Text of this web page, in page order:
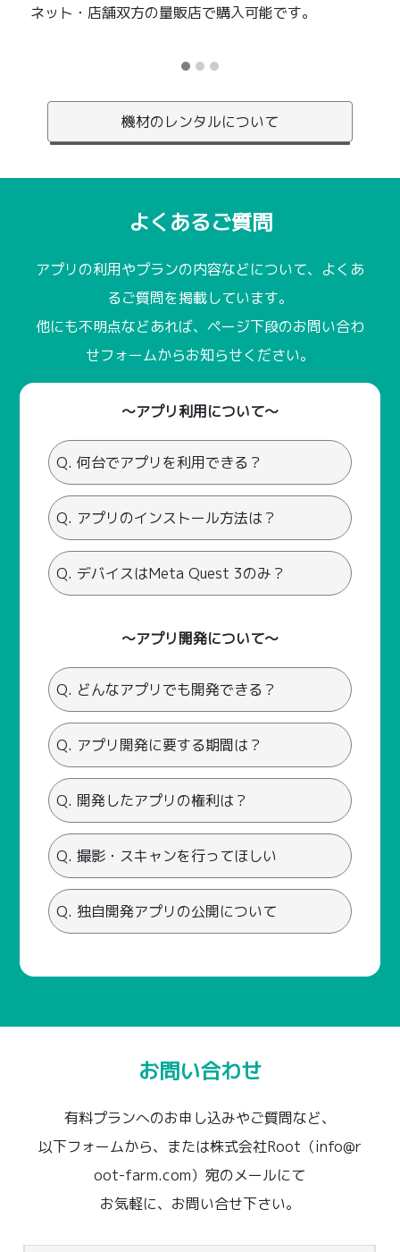
ネット・店舗双方の量販店で購入可能です。
機材のレンタルについて
よくあるご質問
アプリの利用やプランの内容などについて、よくあ
るご質問を掲載しています。
他にも不明点などあれば、ページ下段のお問い合わ
せフォームからお知らせください。
～アプリ利用について～
Q. 何台でアプリを利用できる？
Q. アプリのインストール方法は？
Q. デバイスはMeta Quest 3のみ？
～アプリ開発について～
Q. どんなアプリでも開発できる？
Q. アプリ開発に要する期間は？
Q. 開発したアプリの権利は？
Q. 撮影・スキャンを行ってほしい
Q. 独自開発アプリの公開について
お問い合わせ
有料プランへのお申し込みやご質問など、
以下フォームから、または株式会社Root（info@r
oot-farm.com）宛のメールにて
お気軽に、お問い合せ下さい。